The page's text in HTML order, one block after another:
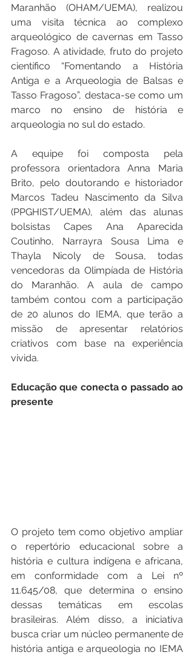
Maranhão (OHAM/UEMA), realizou
uma visita técnica ao complexo
arqueológico de cavernas em Tasso
Fragoso. A atividade, fruto do projeto
científico “Fomentando a História
Antiga e a Arqueologia de Balsas e
Tasso Fragoso”, destaca-se como um
marco no ensino de história e
arqueologia no sul do estado.
A equipe foi composta pela
professora orientadora Anna Maria
Brito, pelo doutorando e historiador
Marcos Tadeu Nascimento da Silva
(PPGHIST/UEMA), além das alunas
bolsistas Capes Ana Aparecida
Coutinho, Narrayra Sousa Lima e
Thayla Nicoly de Sousa, todas
vencedoras da Olimpíada de História
do Maranhão. A aula de campo
também contou com a participação
de 20 alunos do IEMA, que terão a
missão de apresentar relatórios
criativos com base na experiência
vivida.
Educação que conecta o passado ao
presente
O projeto tem como objetivo ampliar
o repertório educacional sobre a
história e cultura indígena e africana,
em conformidade com a Lei nº
11.645/08, que determina o ensino
dessas temáticas em escolas
brasileiras. Além disso, a iniciativa
busca criar um núcleo permanente de
história antiga e arqueologia no IEMA